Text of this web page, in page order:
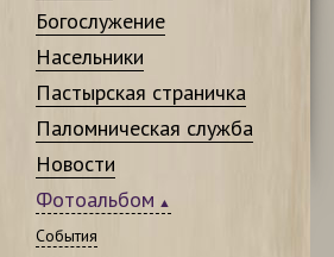
Богослужение
Насельники
Пастырская страничка
Паломническая служба
Новости
Фотоальбом
События